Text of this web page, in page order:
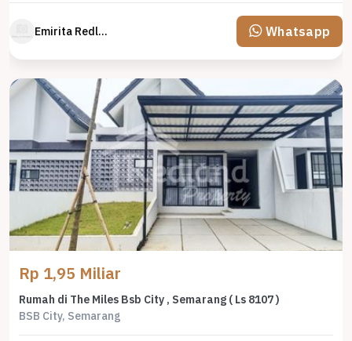
Emirita Redland Whatsapp
Rp 1,95 Miliar
Rumah di The Miles Bsb City , Semarang ( Ls 8107 )
BSB City, Semarang